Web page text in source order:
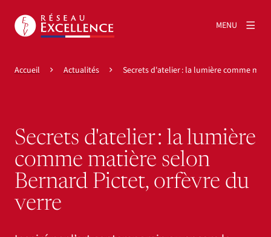
MENU
Accueil Actualités Secrets d'atelier : la lumière comme
Secrets d'atelier : la lumière
comme matière selon
Bernard Pictet, orfèvre du
verre